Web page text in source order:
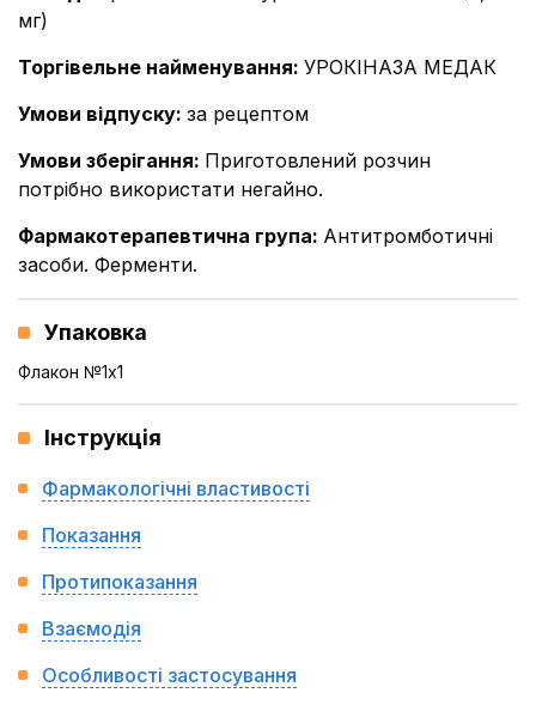
мг)
Торгівельне найменування: УРОКІНАЗА МЕДАК
Умови відпуску: за рецептом
Умови зберігання: Приготовлений розчин
потрібно використати негайно.
Фармакотерапевтична група: Антитромботичні
засоби. Ферменти.
Упаковка
Флакон №1x1
Інструкція
Фармакологічні властивості
Показання
Протипоказання
Взаємодія
Особливості застосування